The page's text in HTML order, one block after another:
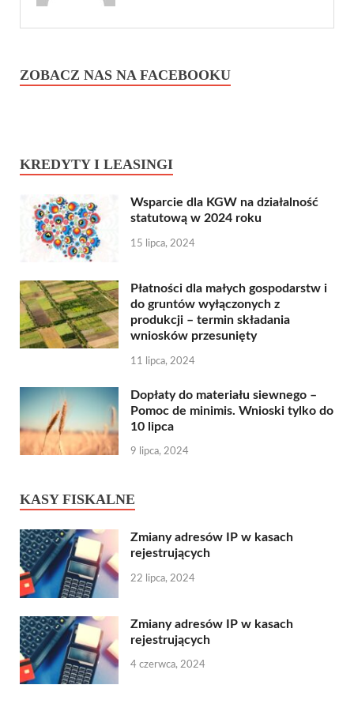
ZOBACZ NAS NA FACEBOOKU
KREDYTY I LEASINGI
Wsparcie dla KGW na działalność
statutową w 2024 roku
15 lipca, 2024
Płatności dla małych gospodarstw i
do gruntów wyłączonych z
produkcji – termin składania
wniosków przesunięty
11 lipca, 2024
Dopłaty do materiału siewnego –
Pomoc de minimis. Wnioski tylko do
10 lipca
9 lipca, 2024
KASY FISKALNE
Zmiany adresów IP w kasach
rejestrujących
22 lipca, 2024
Zmiany adresów IP w kasach
rejestrujących
4 czerwca, 2024